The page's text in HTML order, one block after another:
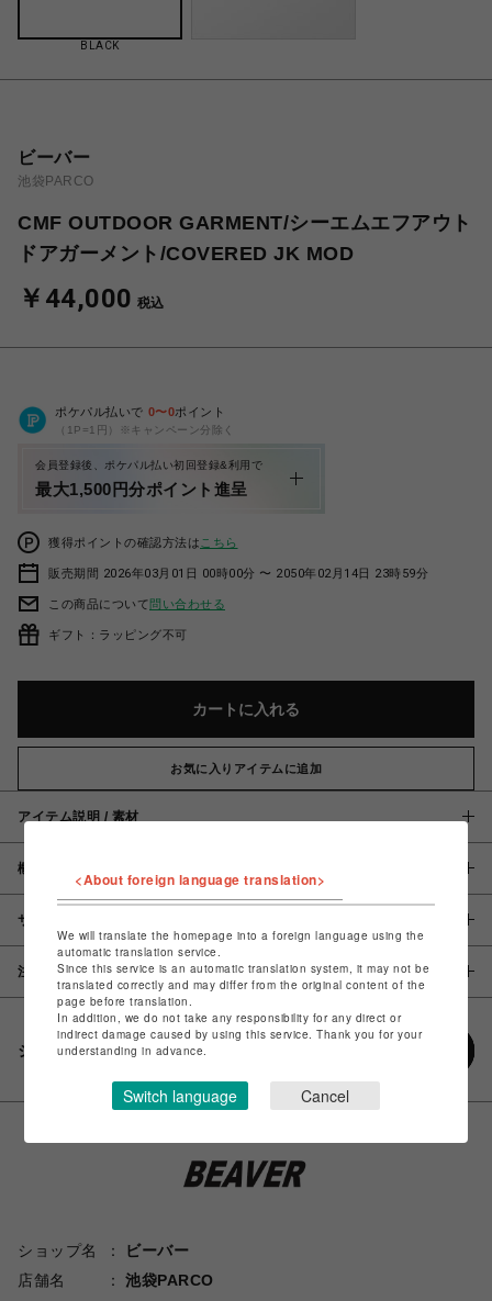
BLACK
ビーバー
池袋PARCO
CMF OUTDOOR GARMENT/シーエムエフアウト
ドアガーメント/COVERED JK MOD
￥44,000 税込
ポケパル払いで 0〜0ポイント
（1P=1円）※キャンペーン分除く
会員登録後、ポケパル払い初回登録&利用で
最大1,500円分ポイント進呈
獲得ポイントの確認方法は こちら
販売期間 2026年03月01日 00時00分 〜 2050年02月14日 23時59分
この商品について問い合わせる
ギフト：ラッピング不可
カートに入れる
お気に入りアイテムに追加
アイテム説明 / 素材
概要
サイズ
注意事項
シェアする
ショップ名
ビーバー
店舗名
池袋PARCO
<About foreign language translation>
We will translate the homepage into a foreign language using the
automatic translation service.
Since this service is an automatic translation system, it may not be
translated correctly and may differ from the original content of the
page before translation.
In addition, we do not take any responsibility for any direct or
indirect damage caused by using this service. Thank you for your
understanding in advance.
Switch language Cancel